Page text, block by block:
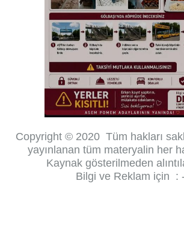
Copyright © 2020 Tüm hakları
yayınlanan tüm materyalin her
Kaynak gösterilmeden
Bilgi ve Reklam için :